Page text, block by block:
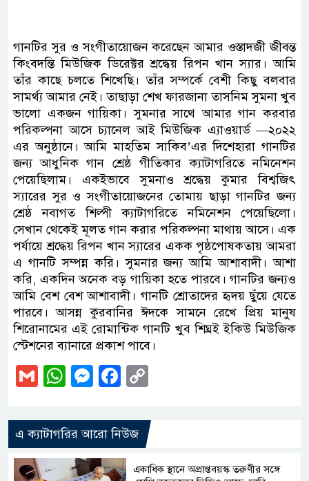
গানটির সুর ও সংগীতায়োজন করেছেন আমার ওস্তাদজী জীবন্ত
কিংবদন্তি মিউজিক ডিরেক্টর শ্রদ্ধেয় রিপন খান স্যার। আমি
তাঁর কাছে চলতে শিখেছি। তাঁর সম্পর্কে বেশী কিছু বলবার
সামর্থ্য আমার নেই। তাছাড়া শেখ ফারজানা তাসনিম সুমনা খুব
ভালো একজন গায়িকা। সুমনার সাথে আমার গান করবার
পরিকল্পনা আসে চ্যানেল আই মিউজিক এ্যাওয়ার্ড —২০২২
এর অনুষ্ঠানে। আমি মাহতিম সাকিব’এর দিশেহারা গানটির
জন্য আধুনিক গান শ্রেষ্ঠ গীতিকার ক্যাটাগরিতে নমিনেশন
পেয়েছিলাম। একইভাবে সুমনাও শ্রদ্ধেয় কুমার বিশ্বজিৎ
স্যারের সুর ও সংগীতায়োজনের তোমায় ছাড়া গানটির জন্য
শ্রেষ্ঠ নবাগত শিল্পী ক্যাটাগরিতে নমিনেশন পেয়েছিলো।
সেখান থেকেই মূলত গান করার পরিকল্পনা মাথায় আসে। এক
পর্যায়ে শ্রদ্ধেয় রিপন খান স্যারের একক পৃষ্ঠপোষকতায় আমরা
এ গানটি সম্পন্ন করি। সুমনার জন্য আমি আশাবাদী। আশা
করি, একদিন অনেক বড় গায়িকা হতে পারবে। গানটির জন্যও
আমি বেশ বেশ আশাবাদী। গানটি শ্রোতাদের হৃদয় ছুঁয়ে যেতে
পারবে। আসন্ন কুরবানির ঈদকে সামনে রেখে প্রিয় মানুষ
শিরোনামের এই রোমান্টিক গানটি খুব শিঘ্রই ইকিউ মিউজিক
স্টেশনের ব্যানারে প্রকাশ পাবে।
GmailWhatsApp
Messenger
Facebook
এ ক্যাটাগরির আরো নিউজ
একাধিক স্থানে অপ্রাপ্তবয়স্ক তরুণীর সঙ্গে